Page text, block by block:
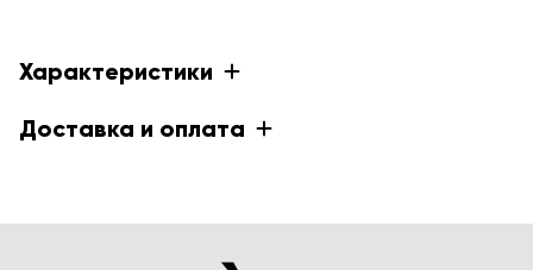
Характеристики
Доставка и оплата